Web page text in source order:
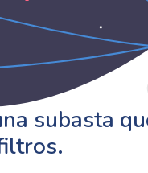
subasta